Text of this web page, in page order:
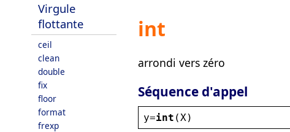
Virgule
flottante
ceil
clean
double
fix
floor
format
frexp
int
arrondi vers zéro
Séquence d'appel
y=int ( X )